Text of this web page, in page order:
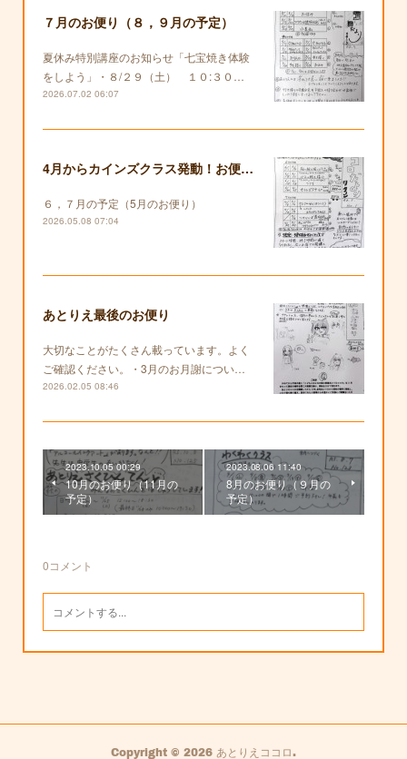
７月のお便り（８，９月の予定）
夏休み特別講座のお知らせ「七宝焼き体験
をしよう」・８/２９（土） １０:３０…
2026.07.02 06:07
4月からカインズクラス発動！お便りも復活します！
６，７月の予定（5月のお便り）
2026.05.08 07:04
あとりえ最後のお便り
大切なことがたくさん載っています。よく
ご確認ください。・3月のお月謝につい…
2026.02.05 08:46
2023.10.05 00:29
10月のお便り（11月の
予定）
2023.08.06 11:40
8月のお便り（９月の
予定）
0コメント
Copyright © 2026 あとりえココロ.